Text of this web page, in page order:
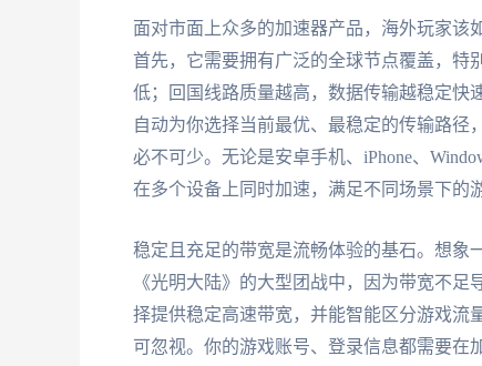
面对市面上众多的加速器产品，海外玩家该
首先，它需要拥有广泛的全球节点覆盖，特
低；回国线路质量越高，数据传输越稳定快
自动为你选择当前最优、最稳定的传输路
必不可少。无论是安卓手机、iPhone、
在多个设备上同时加速，满足不同场景下的
稳定且充足的带宽是流畅体验的基石。想象
《光明大陆》的大型团战中，因为带宽不
择提供稳定高速带宽，并能智能区分游戏流
可忽视。你的游戏账号、登录信息都需要在